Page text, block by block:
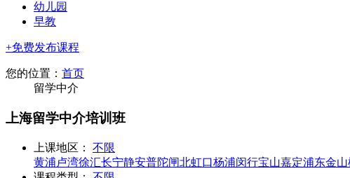
幼儿园
早教
+免费发布课程
您的位置： 首页
留学中介
上海留学中介培训班
上课地区：
不限
黄浦卢湾徐汇长宁静安普陀闸北虹口杨浦闵行宝山嘉定浦东金山